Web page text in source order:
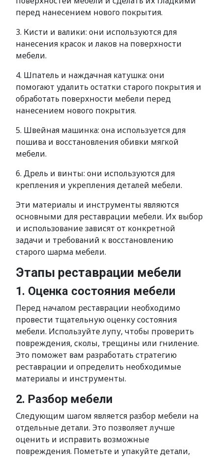
перед нанесением нового покрытия.
3. Кисти и валики: они используются для
нанесения красок и лаков на поверхности
мебели.
4. Шпатель и наждачная катушка: они
помогают удалить остатки старого покрытия и
обработать поверхности мебели перед
нанесением нового покрытия.
5. Швейная машинка: она используется для
пошива и восстановления обивки мягкой
мебели.
6. Дрель и винты: они используются для
крепления и укрепления деталей мебели.
Эти материалы и инструменты являются
основными для реставрации мебели. Их выбор
и использование зависят от конкретной
задачи и требований к восстановлению
старого шарма мебели.
Этапы реставрации мебели
1. Оценка состояния мебели
Перед началом реставрации необходимо
провести тщательную оценку состояния
мебели. Используйте лупу, чтобы проверить
повреждения, сколы, трещины или гниление.
Это поможет вам разработать стратегию
реставрации и определить необходимые
материалы и инструменты.
2. Разбор мебели
Следующим шагом является разбор мебели на
отдельные детали. Это позволяет лучше
оценить и исправить возможные
повреждения. Пометьте и упакуйте детали,